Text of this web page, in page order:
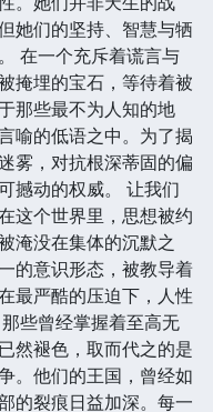
她们的坚持、智慧与牺
在一个充斥着谎言与
掩埋的宝石，等待着被
那些最不为人知的地
喻的低语之中。为了揭
雾，对抗根深蒂固的偏
撼动的权威。 让我们
这个世界里，思想被约
淹没在集体的沉默之
的意识形态，被教导着
最严酷的压迫下，人性
些曾经掌握着至高无
然褪色，取而代之的是
。他们的王国，曾经如
的裂痕日益加深。每一